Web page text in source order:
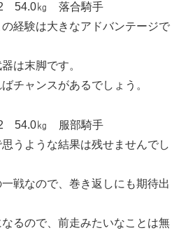
54.0㎏ 落合騎手
経験は大きなアドバンテージで
は末脚です。
チャンスがあるでしょう。
54.0㎏ 服部騎手
うような結果は残せませんでし
戦なので、巻き返しにも期待出
るので、前走みたいなことは無